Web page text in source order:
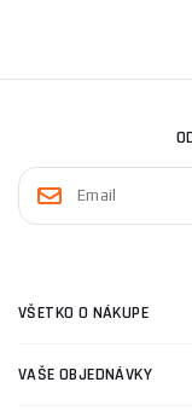
VŠETKO O NÁKUPE
VAŠE OBJEDNÁVKY